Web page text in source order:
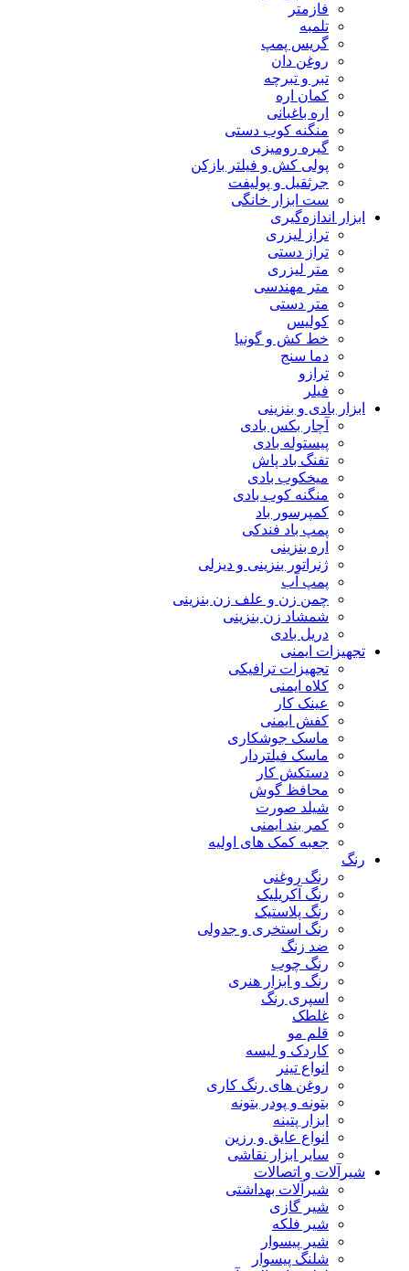
فازمتر
تلمبه
گریس پمپ
روغن دان
تبر و تبرچه
کمان اره
اره باغبانی
منگنه کوب دستی
گیره رومیزی
پولی کش و فیلتر بازکن
جرثقیل و پولیفت
ست ابزار خانگی
ابزار اندازه‌گیری
تراز لیزری
تراز دستی
متر لیزری
متر مهندسی
متر دستی
کولیس
خط کش و گونیا
دما سنج
ترازو
فیلر
ابزار بادی و بنزینی
آچار بکس بادی
پیستوله بادی
تفنگ باد پاش
میخکوب بادی
منگنه کوب بادی
کمپرسور باد
پمپ باد فندکی
اره بنزینی
ژنراتور بنزینی و دیزلی
پمپ آب
چمن زن و علف زن بنزینی
شمشاد زن بنزینی
دریل بادی
تجهیزات ایمنی
تجهیزات ترافیکی
کلاه ایمنی
عینک کار
کفش ایمنی
ماسک جوشکاری
ماسک فیلتردار
دستکش کار
محافظ گوش
شیلد صورت
کمر بند ایمنی
جعبه کمک های اولیه
رنگ
رنگ روغنی
رنگ آکریلیک
رنگ پلاستیک
رنگ استخری و جدولی
ضد زنگ
رنگ چوب
رنگ و ابزار هنری
اسپری رنگ
غلطک
قلم مو
کاردک و لیسه
انواع تینر
روغن های رنگ کاری
بتونه و پودر بتونه
ابزار پتینه
انواع عایق و رزین
سایر ابزار نقاشی
شیرآلات و اتصالات
شیرآلات بهداشتی
شیر گازی
شیر فلکه
شیر پیسوار
شلنگ پیسوار